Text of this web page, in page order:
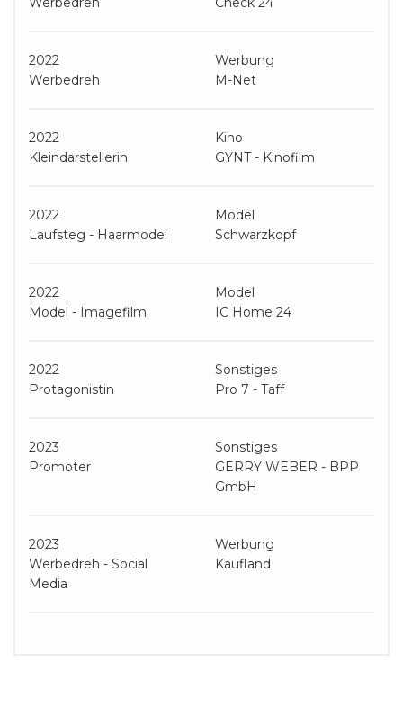
2022
Werbung
Werbedreh
M-Net
2022
Kino
Kleindarstellerin
GYNT - Kinofilm
2022
Model
Laufsteg - Haarmodel
Schwarzkopf
2022
Model
Model - Imagefilm
IC Home 24
2022
Sonstiges
Protagonistin
Pro 7 - Taff
2023
Sonstiges
Promoter
GERRY WEBER - BPP
GmbH
2023
Werbung
Werbedreh - Social
Media
Kaufland